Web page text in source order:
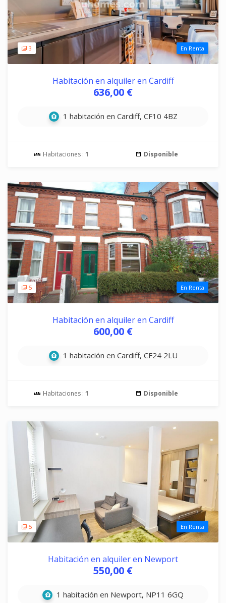
3 En Renta
Habitación en alquiler en Cardiff
636,00 €
1 habitación en Cardiff, CF10 4BZ
Habitaciones : 1 Disponible
5 En Renta
Habitación en alquiler en Cardiff
600,00 €
1 habitación en Cardiff, CF24 2LU
Habitaciones : 1 Disponible
5 En Renta
Habitación en alquiler en Newport
550,00 €
1 habitación en Newport, NP11 6GQ